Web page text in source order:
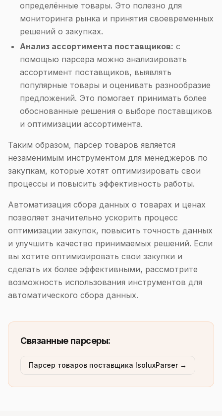
определённые товары. Это полезно для
мониторинга рынка и принятия своевременных
решений о закупках.
Анализ ассортимента поставщиков: с
помощью парсера можно анализировать
ассортимент поставщиков, выявлять
популярные товары и оценивать разнообразие
предложений. Это помогает принимать более
обоснованные решения о выборе поставщиков
и оптимизации ассортимента.
Таким образом, парсер товаров является
незаменимым инструментом для менеджеров по
закупкам, которые хотят оптимизировать свои
процессы и повысить эффективность работы.
Автоматизация сбора данных о товарах и ценах
позволяет значительно ускорить процесс
оптимизации закупок, повысить точность данных
и улучшить качество принимаемых решений. Если
вы хотите оптимизировать свои закупки и
сделать их более эффективными, рассмотрите
возможность использования инструментов для
автоматического сбора данных.
Связанные парсеры:
Парсер товаров поставщика IsoluxParser →